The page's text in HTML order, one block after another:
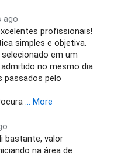
ago
profissionais!
simples e objetiva.
em um
no mesmo dia
passados pelo
… More
bastante, valor
na área de